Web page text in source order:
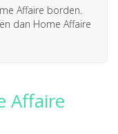
Affaire borden.
dan Home Affaire
Affaire